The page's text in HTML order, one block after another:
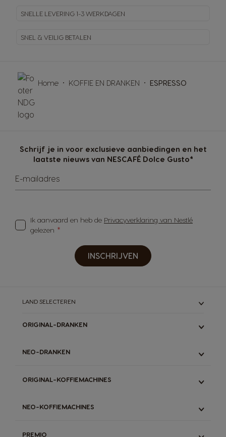
SNELLE LEVERING 1-3 WERKDAGEN
SNEL & VEILIG BETALEN
Schrijf je in voor exclusieve aanbiedingen en het
laatste nieuws van NESCAFÉ Dolce Gusto*
E-mailadres
Ik aanvaard en heb de Privacyverklaring van Nestlé
gelezen
INSCHRIJVEN
Home KOFFIE EN DRANKEN ESPRESSO
LAND SELECTEREN
ORIGINAL-DRANKEN
ESPRESSO
LATTE
DECAFFEINATO
NEO-DRANKEN
ESPRESSO
LATTE
CHOCOMELK
ORIGINAL-KOFFIEMACHINES
GENIO S TOUCH
MINI ME
NEO-KOFFIEMACHINES
PREMIO